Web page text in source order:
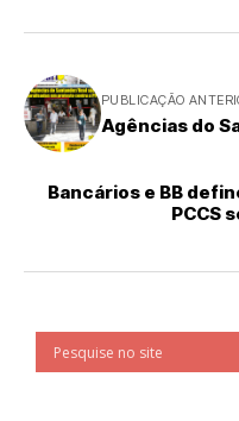
PUBLICAÇÃO
Agências do
Bancários e BB
PCCS